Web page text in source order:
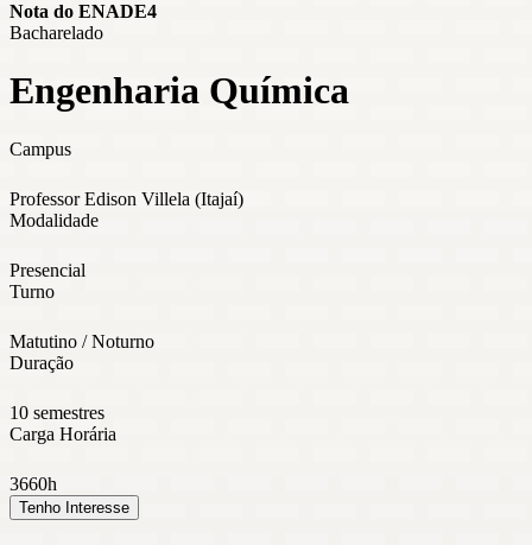
Nota do ENADE4
Bacharelado
Engenharia Química
Campus
Professor Edison Villela (Itajaí)
Modalidade
Presencial
Turno
Matutino / Noturno
Duração
10 semestres
Carga Horária
3660h
Tenho Interesse